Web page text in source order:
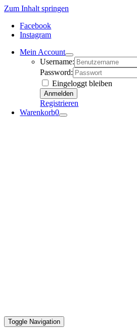
Zum Inhalt springen
Facebook
Instagram
Mein Account
Username:
Password:
Eingeloggt bleiben
Registrieren
Warenkorb0
Toggle Navigation